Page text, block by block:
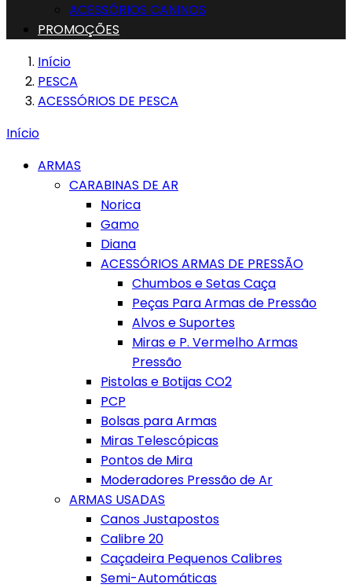
ACESSÓRIOS CANINOS
PROMOÇÕES
Início
PESCA
ACESSÓRIOS DE PESCA
Início
ARMAS
CARABINAS DE AR
Norica
Gamo
Diana
ACESSÓRIOS ARMAS DE PRESSÃO
Chumbos e Setas Caça
Peças Para Armas de Pressão
Alvos e Suportes
Miras e P. Vermelho Armas
Pressão
Pistolas e Botijas CO2
PCP
Bolsas para Armas
Miras Telescópicas
Pontos de Mira
Moderadores Pressão de Ar
ARMAS USADAS
Canos Justapostos
Calibre 20
Caçadeira Pequenos Calibres
Semi-Automáticas